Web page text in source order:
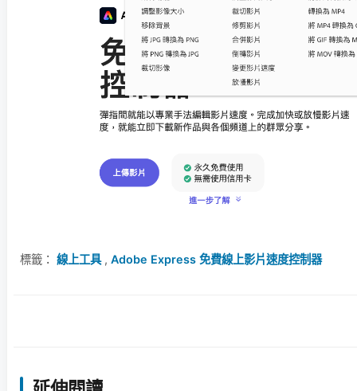
標籤： 線上工具, Adobe Express 免費線上影片速度控制器